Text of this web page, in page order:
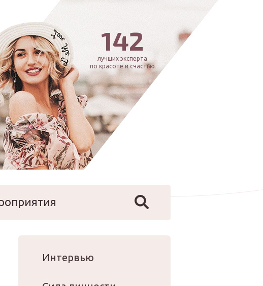
142
лучших эксперта
по красоте и счастью
Интервью